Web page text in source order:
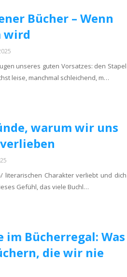
Bücher – Wenn
wird
unseres guten Vorsatzes: den Stapel
leise, manchmal schleichend, m…
warum wir uns
literarischen Charakter verliebt und dich
Gefühl, das viele Buchl…
im Bücherregal: Was
die wir nie